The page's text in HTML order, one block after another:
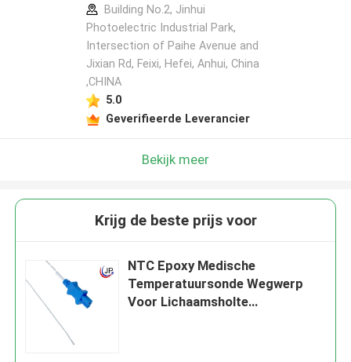
Building No.2, Jinhui
Photoelectric Industrial Park,
Intersection of Paihe Avenue and
Jixian Rd, Feixi, Hefei, Anhui, China
,CHINA
5.0
Geverifieerde Leverancier
Bekijk meer
Krijg de beste prijs voor
NTC Epoxy Medische
Temperatuursonde Wegwerp
Voor Lichaamsholte